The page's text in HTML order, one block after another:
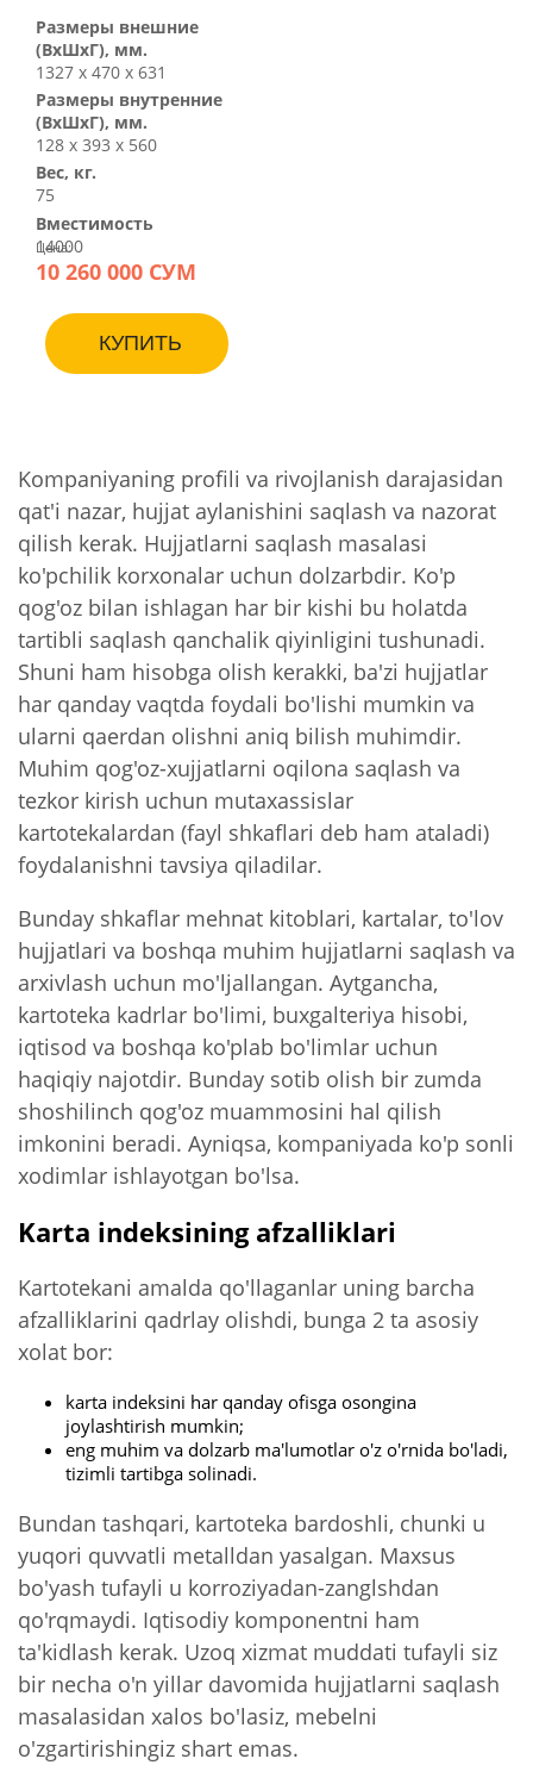
Размеры внешние
(ВхШхГ), мм.
1327 х 470 х 631
Размеры внутренние
(ВхШхГ), мм.
128 х 393 х 560
Вес, кг.
75
Вместимость
14000
Цена:
10 260 000 СУМ
КУПИТЬ
Kompaniyaning profili va rivojlanish darajasidan
qat'i nazar, hujjat aylanishini saqlash va nazorat
qilish kerak. Hujjatlarni saqlash masalasi
ko'pchilik korxonalar uchun dolzarbdir. Ko'p
qog'oz bilan ishlagan har bir kishi bu holatda
tartibli saqlash qanchalik qiyinligini tushunadi.
Shuni ham hisobga olish kerakki, ba'zi hujjatlar
har qanday vaqtda foydali bo'lishi mumkin va
ularni qaerdan olishni aniq bilish muhimdir.
Muhim qog'oz-xujjatlarni oqilona saqlash va
tezkor kirish uchun mutaxassislar
kartotekalardan (fayl shkaflari deb ham ataladi)
foydalanishni tavsiya qiladilar.
Bunday shkaflar mehnat kitoblari, kartalar, to'lov
hujjatlari va boshqa muhim hujjatlarni saqlash va
arxivlash uchun mo'ljallangan. Aytgancha,
kartoteka kadrlar bo'limi, buxgalteriya hisobi,
iqtisod va boshqa ko'plab bo'limlar uchun
haqiqiy najotdir. Bunday sotib olish bir zumda
shoshilinch qog'oz muammosini hal qilish
imkonini beradi. Ayniqsa, kompaniyada ko'p sonli
xodimlar ishlayotgan bo'lsa.
Karta indeksining afzalliklari
Kartotekani amalda qo'llaganlar uning barcha
afzalliklarini qadrlay olishdi, bunga 2 ta asosiy
xolat bor:
karta indeksini har qanday ofisga osongina
joylashtirish mumkin;
eng muhim va dolzarb ma'lumotlar o'z o'rnida bo'ladi,
tizimli tartibga solinadi.
Bundan tashqari, kartoteka bardoshli, chunki u
yuqori quvvatli metalldan yasalgan. Maxsus
bo'yash tufayli u korroziyadan-zanglshdan
qo'rqmaydi. Iqtisodiy komponentni ham
ta'kidlash kerak. Uzoq xizmat muddati tufayli siz
bir necha o'n yillar davomida hujjatlarni saqlash
masalasidan xalos bo'lasiz, mebelni
o'zgartirishingiz shart emas.